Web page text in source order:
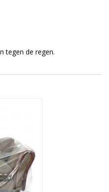
tegen de regen.